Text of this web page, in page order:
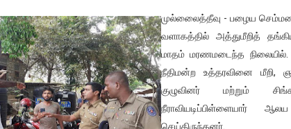
01/11/2021 Scotland ல் நடைபெறும் கண்டனப்
பாலச்சந்திரன் மற்றும் தன்னிடம் படித்த மாணவர்கள் தொடர்பில்
பிரிட்டனால் கடத்தப்படும் நிலையில் இலங்கைத் தமிழ் குடும்பம்!!
வர்ராரு...வர்ராரு... அண்ணாத்த : ரஜினிக்காக இலங்கை
முல்லைைத்தீவு - பழைய
வளாகத்தில் அத்துமீறித்
மாதம் மரணமடைந்த நிலையில்.
நீதிமன்ற உத்தரவினை மீறி,
குழுவினர் மற்றும்
நீராவியடிப்பிள்ளையார்
செய்திருந்தனர்.